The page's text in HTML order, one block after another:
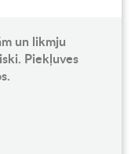
un likmju
Piekļuves